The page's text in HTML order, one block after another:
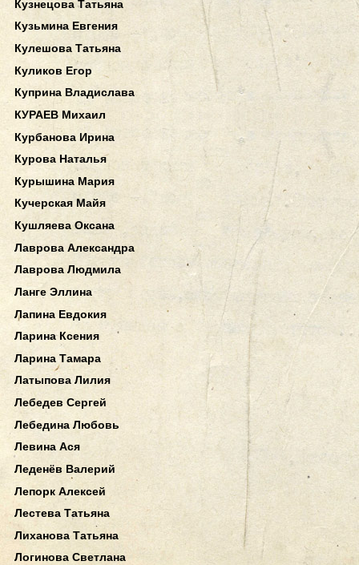
Кузнецова Татьяна
Кузьмина Евгения
Кулешова Татьяна
Куликов Егор
Куприна Владислава
КУРАЕВ Михаил
Курбанова Ирина
Курова Наталья
Курышина Мария
Кучерская Майя
Кушляева Оксана
Лаврова Александра
Лаврова Людмила
Ланге Эллина
Лапина Евдокия
Ларина Ксения
Ларина Тамара
Латыпова Лилия
Лебедев Сергей
Лебедина Любовь
Левина Ася
Леденёв Валерий
Лепорк Алексей
Лестева Татьяна
Лиханова Татьяна
Логинова Светлана